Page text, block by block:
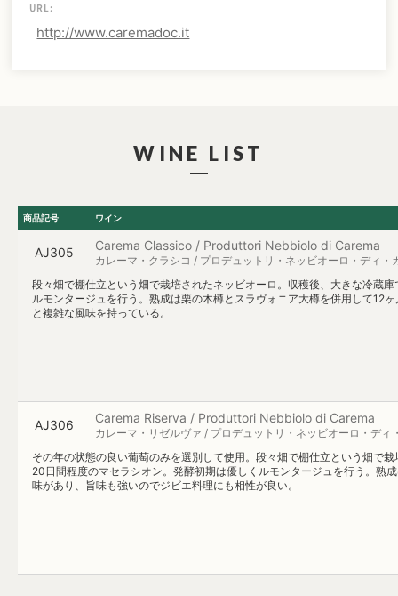
URL:
http://www.caremadoc.it
WINE LIST
商品記号 ワイン
AJ305 Carema Classico / Produttori Nebbiolo di Carema
カレーマ・クラシコ / プロデュットリ・ネッビオーロ・ディ・
段々畑で棚仕立という畑で栽培されたネッビオーロ。収穫後、大きな冷蔵
ルモンタージュを行う。熟成は栗の木樽とスラヴォニア大樽を併用して12
と複雑な風味を持っている。
AJ306 Carema Riserva / Produttori Nebbiolo di Carema
カレーマ・リゼルヴァ / プロデュットリ・ネッビオーロ・ディ
その年の状態の良い葡萄のみを選別して使用。段々畑で棚仕立という畑で
20日間程度のマセラシオン。発酵初期は優しくルモンタージュを行う。熟
味があり、旨味も強いのでジビエ料理にも相性が良い。